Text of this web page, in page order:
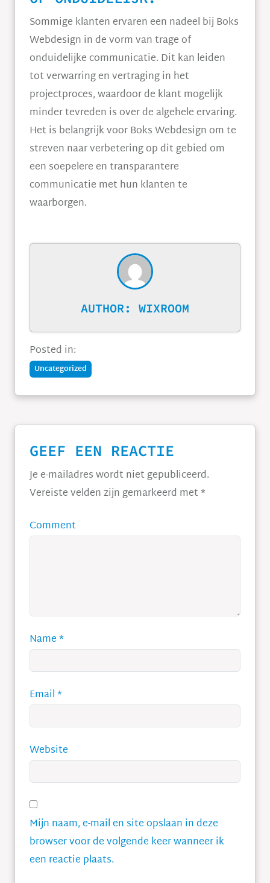
Sommige klanten ervaren een nadeel bij Boks
Webdesign in de vorm van trage of
onduidelijke communicatie. Dit kan leiden
tot verwarring en vertraging in het
projectproces, waardoor de klant mogelijk
minder tevreden is over de algehele ervaring.
Het is belangrijk voor Boks Webdesign om te
streven naar verbetering op dit gebied om
een soepelere en transparantere
communicatie met hun klanten te
waarborgen.
AUTHOR: WIXROOM
Posted in:
Uncategorized
GEEF EEN REACTIE
Je e-mailadres wordt niet gepubliceerd.
Vereiste velden zijn gemarkeerd met*
Comment
Name*
Email*
Website
Mijn naam, e-mail en site opslaan in deze
browser voor de volgende keer wanneer ik
een reactie plaats.